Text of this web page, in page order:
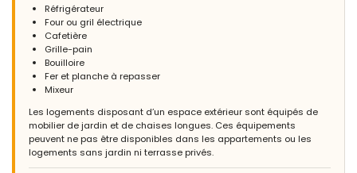
Réfrigérateur
Four ou gril électrique
Cafetière
Grille-pain
Bouilloire
Fer et planche à repasser
Mixeur
Les logements disposant d’un espace extérieur sont équipés de
mobilier de jardin et de chaises longues. Ces équipements
peuvent ne pas être disponibles dans les appartements ou les
logements sans jardin ni terrasse privés.